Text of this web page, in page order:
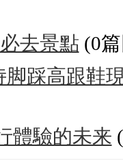
去景點 (0
踩高跟鞋
體驗的未来